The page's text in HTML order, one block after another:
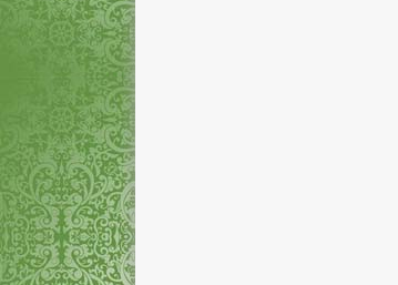
GTK Pengelola Laboratorium